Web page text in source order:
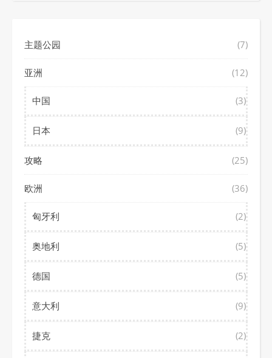
主题公园 (7)
亚洲 (12)
中国 (3)
日本 (9)
攻略 (25)
欧洲 (36)
匈牙利 (2)
奥地利 (5)
德国 (5)
意大利 (9)
捷克 (2)